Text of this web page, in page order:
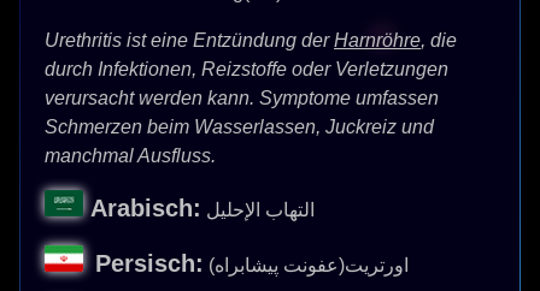
Urethritis ist eine Entzündung derHarnröhre, die
durch Infektionen, Reizstoffe oder Verletzungen
verursacht werden kann. Symptome umfassen
Schmerzen beim Wasserlassen, Juckreiz und
manchmal Ausfluss.
Arabisch: التهاب الإحليل
Persisch: اورتریت(عفونت پیشابراه)